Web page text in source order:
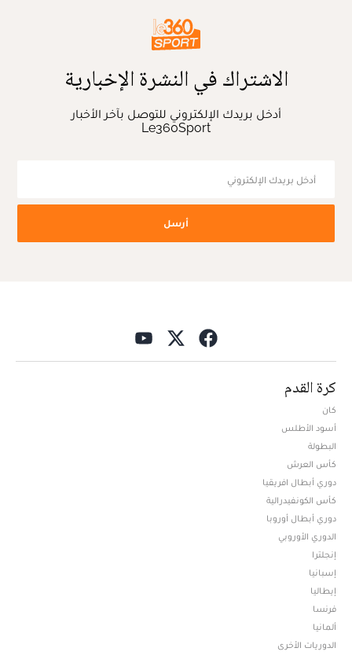
الاشتراك في النشرة الإخبارية
أدخل بريدك الإلكتروني للتوصل بآخر الأخبار
Le360Sport
أرسل
كرة القدم
كان
أسود الأطلس
البطولة
كأس العرش
دوري أبطال افريقيا
كأس الكونفيدرالية
دوري أبطال أوروبا
الدوري الأوروبي
إنجلترا
إسبانيا
إيطاليا
فرنسا
ألمانيا
الدوريات الأخرى